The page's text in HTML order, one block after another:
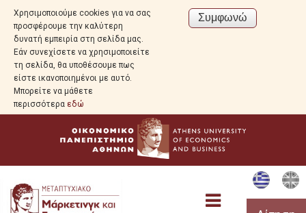
Χρησιμοποιούμε cookies για να σας
προσφέρουμε την καλύτερη
δυνατή εμπειρία στη σελίδα μας.
Εάν συνεχίσετε να χρησιμοποιείτε
τη σελίδα, θα υποθέσουμε πως
είστε ικανοποιημένοι με αυτό.
Μπορείτε να μάθετε
περισσότερα εδώ